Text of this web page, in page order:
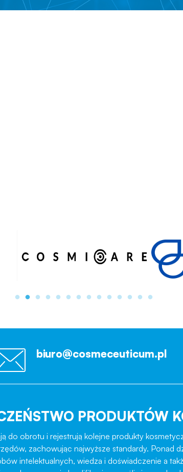
biuro@cosmeceuticum.pl
PRODUKTÓW
do obrotu i rejestrują kolejne produkty
zachowując najwyższe standardy. Ponad
intelektualnych, wiedza i doświadczenie a